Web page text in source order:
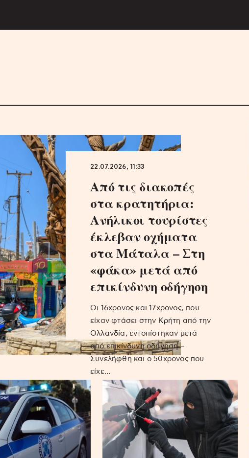
22.07.2026, 11:33
Από τις διακοπές
στα κρατητήρια:
Ανήλικοι τουρίστες
έκλεβαν οχήματα
στα Μάταλα – Στη
«φάκα» μετά από
επικίνδυνη οδήγηση
Οι 16χρονος και 17χρονος, που
είχαν φτάσει στην Κρήτη από την
Ολλανδία, εντοπίστηκαν μετά
από επικίνδυνη οδήγηση –
Συνελήφθη και ο 50χρονος που
είχε…